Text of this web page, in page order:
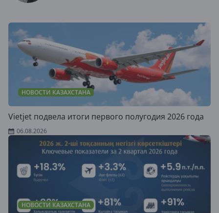
НОВОСТИ КАЗАХСТАНА
Vietjet подвела итоги первого полугодия 2026 года
06.08.2026
НОВОСТИ КАЗАХСТАНА